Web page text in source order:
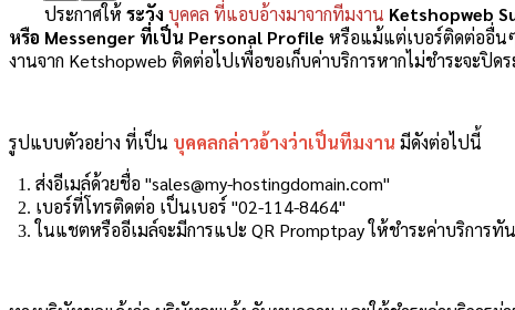
ประกาศให้ ระวัง บุคคล ที่แอบอ้างมาจากทีมงาน Ketshopweb
หรือ Messenger ที่เป็น Personal Profile หรือแม้แต่เบอร์ติดต่ออื่น
งานจาก Ketshopweb ติดต่อไปเพื่อขอเก็บค่าบริการหากไม่ชำระจะปิด
รูปแบบตัวอย่าง ที่เป็น บุคคลกล่าวอ้างว่าเป็นทีมงาน มีดังต่อไปนี้
ส่งอีเมล์ด้วยชื่อ "sales@my-hostingdomain.com"
เบอร์ที่โทรติดต่อ เป็นเบอร์ "02-114-8464"
ในแชตหรืออีเมล์จะมีการแปะ QR Promptpay ให้ชำระค่าบริการทั